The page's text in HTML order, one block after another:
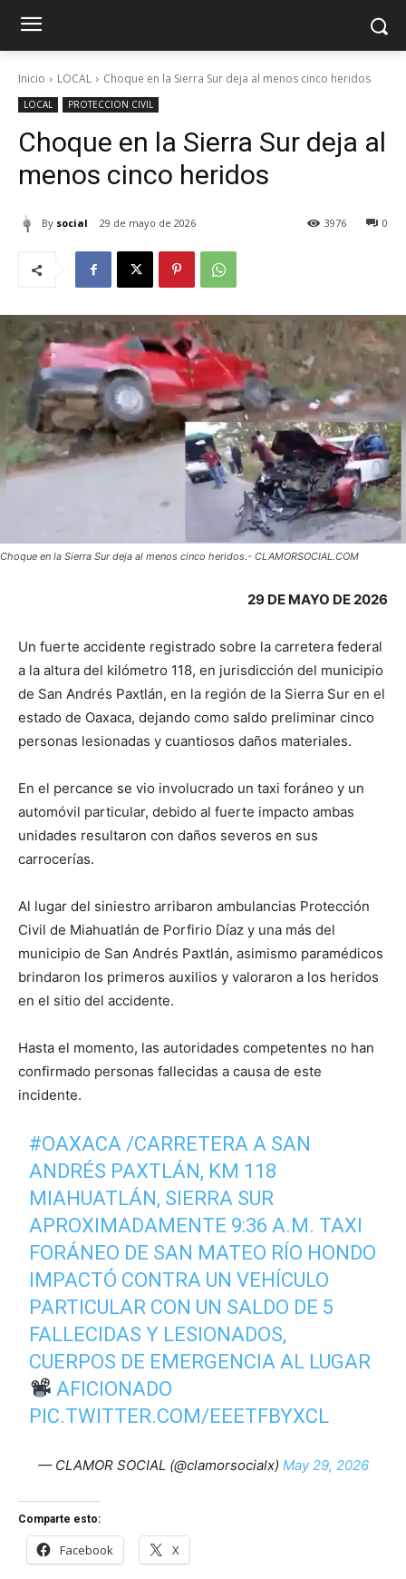
Inicio LOCAL Choque en la Sierra Sur deja al menos cinco heridos
LOCAL PROTECCION CIVIL
Choque en la Sierra Sur deja al
menos cinco heridos
By social 29 de mayo de 2026 0
3976
Choque en la Sierra Sur deja al menos cinco heridos.- CLAMORSOCIAL.COM
29 DE MAYO DE 2026
Un fuerte accidente registrado sobre la carretera federal
a la altura del kilómetro 118, en jurisdicción del municipio
de San Andrés Paxtlán, en la región de la Sierra Sur en el
estado de Oaxaca, dejando como saldo preliminar cinco
personas lesionadas y cuantiosos daños materiales.
En el percance se vio involucrado un taxi foráneo y un
automóvil particular, debido al fuerte impacto ambas
unidades resultaron con daños severos en sus
carrocerías.
Al lugar del siniestro arribaron ambulancias Protección
Civil de Miahuatlán de Porfirio Díaz y una más del
municipio de San Andrés Paxtlán, asimismo paramédicos
brindaron los primeros auxilios y valoraron a los heridos
en el sitio del accidente.
Hasta el momento, las autoridades competentes no han
confirmado personas fallecidas a causa de este
incidente.
#OAXACA /CARRETERA A SAN
ANDRÉS PAXTLÁN, KM 118
MIAHUATLÁN, SIERRA SUR
APROXIMADAMENTE 9:36 A.M. TAXI
FORÁNEO DE SAN MATEO RÍO HONDO
IMPACTÓ CONTRA UN VEHÍCULO
PARTICULAR CON UN SALDO DE 5
FALLECIDAS Y LESIONADOS,
CUERPOS DE EMERGENCIA AL LUGAR
AFICIONADO
PIC.TWITTER.COM/EEETFBYXCL
— CLAMOR SOCIAL (@clamorsocialx) May 29, 2026
Comparte esto:
Facebook X